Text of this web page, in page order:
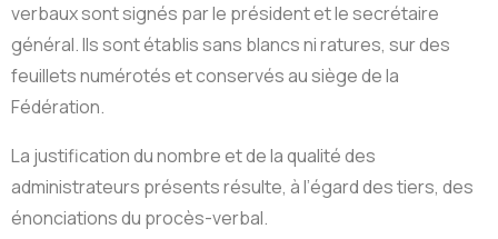
verbaux sont signés par le président et le secrétaire
général. Ils sont établis sans blancs ni ratures, sur des
feuillets numérotés et conservés au siège de la
Fédération.
La justification du nombre et de la qualité des
administrateurs présents résulte, à l’égard des tiers, des
énonciations du procès-verbal.